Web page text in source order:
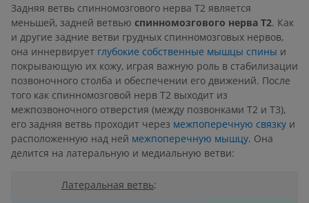
Задняя ветвь спинномозгового нерва T2 является
меньшей, задней ветвью спинномозгового нерва T2. Как
и другие задние ветви грудных спинномозговых нервов,
она иннервирует глубокие собственные мышцы спины и
покрывающую их кожу, играя важную роль в стабилизации
позвоночного столба и обеспечении его движений. После
того как спинномозговой нерв T2 выходит из
межпозвоночного отверстия (между позвонками T2 и T3),
его задняя ветвь проходит через межпоперечную связку и
расположенную над ней межпоперечную мышцу. Она
делится на латеральную и медиальную ветви:
Латеральная ветвь: